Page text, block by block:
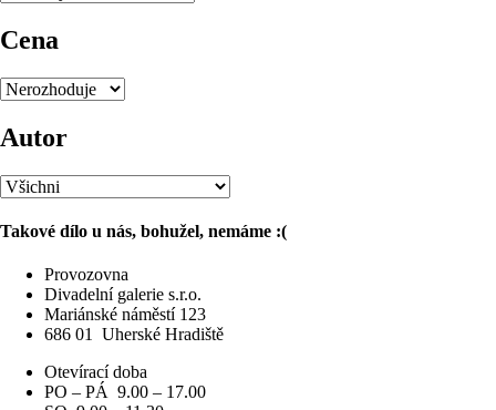
Cena
Autor
Takové dílo u nás, bohužel, nemáme :(
Provozovna
Divadelní galerie s.r.o.
Mariánské náměstí 123
686 01
Uherské Hradiště
Otevírací doba
PO – PÁ 9.00 – 17.00